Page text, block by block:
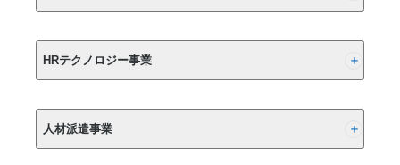
(株) リクルート
HRテクノロジー事業
(株) インディードリクルートパートナーズ
(株) インディードリクルートテクノロジーズ
人材派遣事業